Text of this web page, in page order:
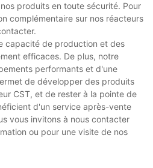
produits en toute sécurité. Pour
complémentaire sur nos réacteurs
capacité de production et des
efficaces. De plus, notre
performants et d'une
de développer des produits
CST, et de rester à la pointe de
d'un service après-vente
vous invitons à nous contacter
ou pour une visite de nos